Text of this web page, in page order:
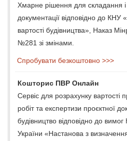
Хмарне рішення для складання і
документації відповідно до КНУ
вартості будівництва», Наказ
№281 зі змінами.
Спробувати безкоштовно >>>
Кошторис ПВР Онлайн
Сервіс для розрахунку вартості
робіт та експертизи проєктної
будівництво відповідно до
України «Настанова з